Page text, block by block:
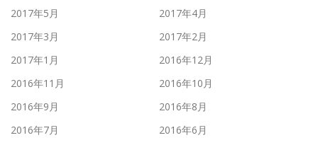
2017年5月
2017年4月
2017年3月
2017年2月
2017年1月
2016年12月
2016年11月
2016年10月
2016年9月
2016年8月
2016年7月
2016年6月